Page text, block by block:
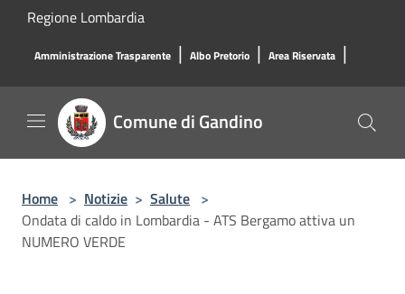
Salta al contenuto principale
Regione Lombardia
Amministrazione Trasparente | Albo Pretorio | Area Riservata |
Comune di Gandino
Home > Notizie > Salute >
Ondata di caldo in Lombardia - ATS Bergamo attiva un
NUMERO VERDE